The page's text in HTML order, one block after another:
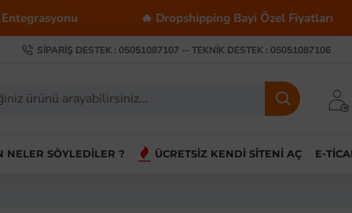
🔥 Dropshipping Bayi Özel Fiyatları
SIPARIŞ DESTEK : 05051087107 -- TEKNIK DESTEK : 05051087106
NELER SÖYLEDILER ? ÜCRETSIZ KENDI SITENI AÇ E-